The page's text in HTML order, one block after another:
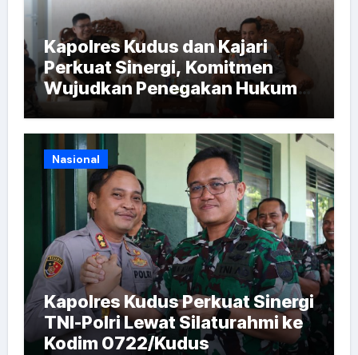
Kapolres Kudus dan Kajari
Perkuat Sinergi, Komitmen
Wujudkan Penegakan Hukum
Berintegritas
Nasional
Kapolres Kudus Perkuat Sinergi
TNI-Polri Lewat Silaturahmi ke
Kodim 0722/Kudus